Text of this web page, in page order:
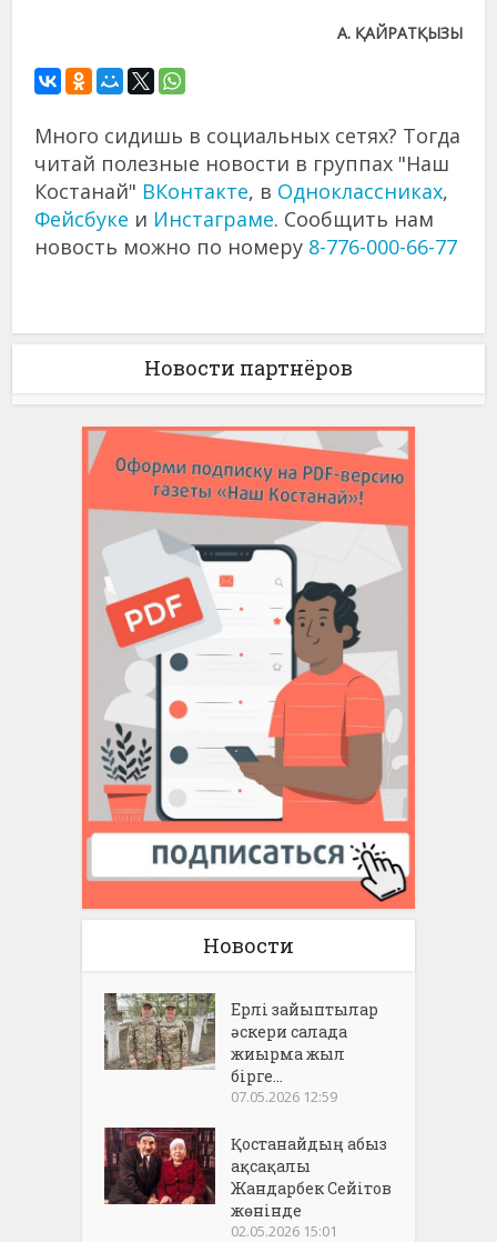
А. ҚАЙРАТҚЫЗЫ
Много сидишь в социальных сетях? Тогда
читай полезные новости в группах "Наш
Костанай" ВКонтакте, в Одноклассниках,
Фейсбуке и Инстаграме. Сообщить нам
новость можно по номеру 8-776-000-66-77
Новости партнёров
Новости
Ерлі зайыптылар
әскери салада
жиырма жыл
бірге...
07.05.2026 12:59
Қостанайдың абыз
ақсақалы
Жандарбек Сейітов
жөнінде
02.05.2026 15:01